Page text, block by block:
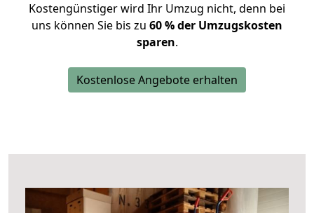
Kostengünstiger wird Ihr Umzug nicht, denn bei
uns können Sie bis zu 60 % der Umzugskosten
sparen.
Kostenlose Angebote erhalten